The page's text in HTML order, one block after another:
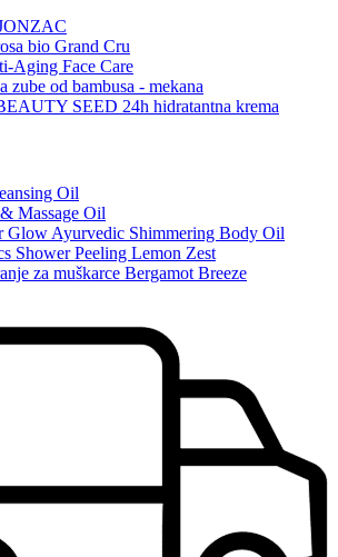
bio Grand Cru
Aging Face Care
zube od bambusa - mekana
SEED 24h hidratantna krema
Oil
Massage Oil
Glow Ayurvedic Shimmering Body Oil
Shower Peeling Lemon Zest
za muškarce Bergamot Breeze